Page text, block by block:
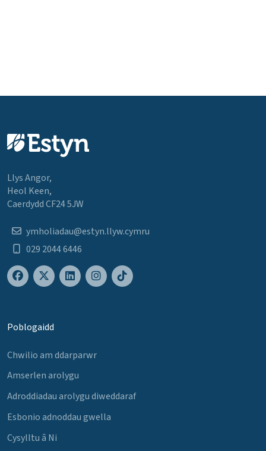
Llys Angor,
Heol Keen,
Caerdydd CF24 5JW
ymholiadau@estyn.llyw.cymru
029 2044 6446
Poblogaidd
Chwilio am ddarparwr
Amserlen arolygu
Adroddiadau arolygu diweddaraf
Esbonio adnoddau gwella
Cysylltu â Ni